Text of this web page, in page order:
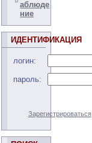
аблюде
ние
ИДЕНТИФИКАЦИЯ
логин:
пароль:
Зарегистрироваться